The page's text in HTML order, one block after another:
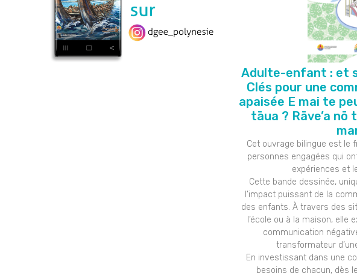
Adulte-enfant : et
Clés pour une
apaisée E mai te
tāua ? Rāve’a nō
Cet ouvrage bilingue est le
personnes engagées qui
expériences et
Cette bande dessinée,
l’impact puissant de la
des enfants. À travers des
l’école ou à la maison, elle
communication
transformateur
En investissant dans une
besoins de chacun, dès